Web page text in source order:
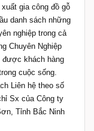
gia công đồ gỗ
danh sách những
nghiệp trong cả
Chuyên Nghiệp
khách hàng
cuộc sống.
Liên hệ theo số
Sx của Công ty
Tỉnh Bắc Ninh